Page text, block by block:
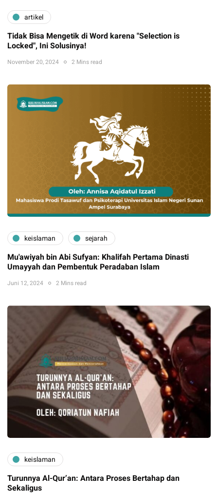
artikel
Tidak Bisa Mengetik di Word karena "Selection is
Locked", Ini Solusinya!
November 20, 2024 2 Mins read
keislaman sejarah
Mu'awiyah bin Abi Sufyan: Khalifah Pertama Dinasti
Umayyah dan Pembentuk Peradaban Islam
Juni 12, 2024 2 Mins read
keislaman
Turunnya Al-Qur’an: Antara Proses Bertahap dan
Sekaligus